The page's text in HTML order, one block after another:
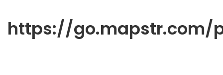
https://go.mapstr.com/